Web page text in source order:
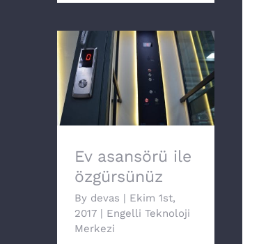
Ev asansörü ile
özgürsünüz
Ev asansörü ile
özgürsünüz
By devas | Ekim 1st,
2017 | Engelli Teknoloji
Merkezi